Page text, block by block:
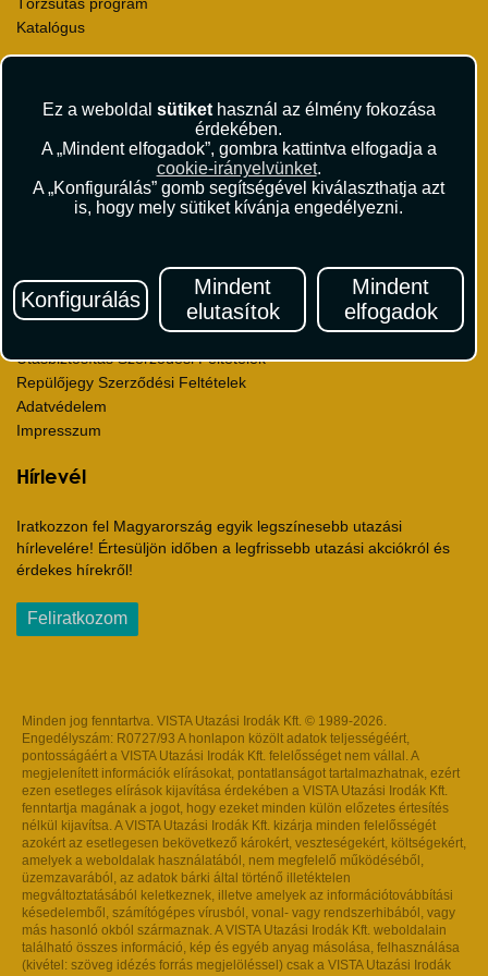
Ez a weboldal sütikethasznál az élmény fokozása
érdekében.
A „Mindent elfogadok”, gombra kattintva elfogadja a
cookie-irányelvünket.
A „Konfigurálás” gomb segítségével kiválaszthatja azt
is, hogy mely sütiket kívánja engedélyezni.
Konfigurálás
Mindent
elutasítok
Mindent
elfogadok
Katalógus
Médiaajánlat
Sajtószoba
Karrier
Pályázatok
Utazási Csomag Szerződési Feltételek
Útlemondás-biztosítás Szerződési Feltételek
Utasbiztosítás Szerződési Feltételek
Repülőjegy Szerződési Feltételek
Adatvédelem
Impresszum
Hírlevél
Iratkozzon fel Magyarország egyik legszínesebb utazási
hírlevelére! Értesüljön időben a legfrissebb utazási akciókról és
érdekes hírekről!
Feliratkozom
Minden jog fenntartva. VISTA Utazási Irodák Kft. © 1989-2026.
Engedélyszám: R0727/93 A honlapon közölt adatok teljességéért,
pontosságáért a VISTA Utazási Irodák Kft. felelősséget nem vállal. A
megjelenített információk elírásokat, pontatlanságot tartalmazhatnak, ezért
ezen esetleges elírások kijavítása érdekében a VISTA Utazási Irodák Kft.
fenntartja magának a jogot, hogy ezeket minden külön előzetes értesítés
nélkül kijavítsa. A VISTA Utazási Irodák Kft. kizárja minden felelősségét
azokért az esetlegesen bekövetkező károkért, veszteségekért, költségekért,
amelyek a weboldalak használatából, nem megfelelő működéséből,
üzemzavarából, az adatok bárki által történő illetéktelen
megváltoztatásából keletkeznek, illetve amelyek az információtovábbítási
késedelemből, számítógépes vírusból, vonal- vagy rendszerhibából, vagy
más hasonló okból származnak. A VISTA Utazási Irodák Kft. weboldalain
található összes információ, kép és egyéb anyag másolása, felhasználása
(kivétel: szöveg idézés forrás megjelöléssel) csak a VISTA Utazási Irodák